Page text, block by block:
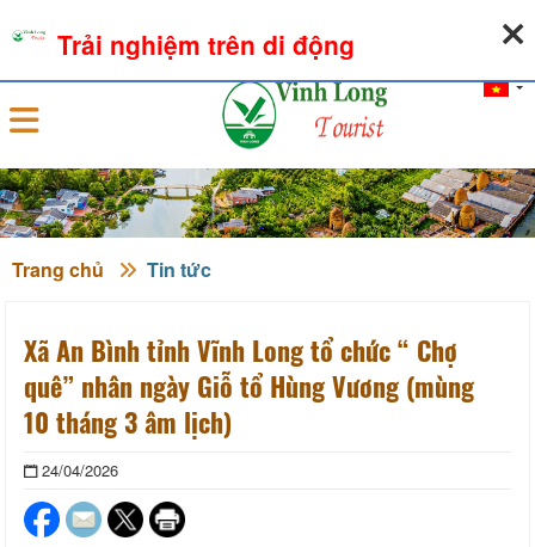
Đăng nhập
Trang chủ Tin tức
Xã An Bình tỉnh Vĩnh Long tổ chức “ Chợ
quê” nhân ngày Giỗ tổ Hùng Vương (mùng
10 tháng 3 âm lịch)
24/04/2026
Trải nghiệm trên di động